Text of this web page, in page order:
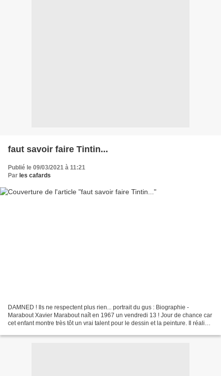
faut savoir faire Tintin...
Publié le 09/03/2021 à 11:21
Par les cafards
DAMNED ! Ils ne respectent plus rien... portrait du gus : Biographie -
Marabout Xavier Marabout naît en 1967 un vendredi 13 ! Jour de chance car
cet enfant montre très tôt un vrai talent pour le dessin et la peinture. Il réalise